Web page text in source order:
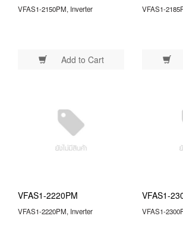
VFAS1-2150PM, Inverter
Add to Cart
VFAS1-
VFAS1-2220PM
VFAS1-2220PM, Inverter
VFAS1-
VFAS1-